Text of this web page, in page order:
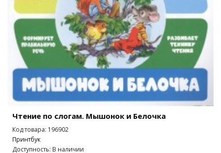
Чтение по слогам. Мышонок и Белочка
Код товара: 196902
Принтбук
Доступность: В наличии